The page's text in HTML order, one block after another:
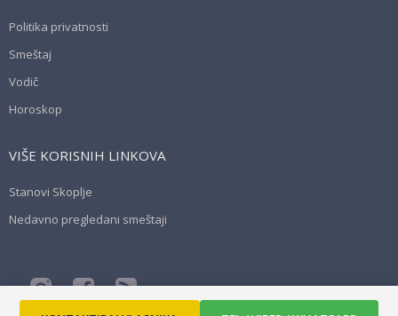
Politika privatnosti
Smeštaj
Vodič
Horoskop
VIŠE KORISNIH LINKOVA
Stanovi Skoplje
Nedavno pregledani smeštaji